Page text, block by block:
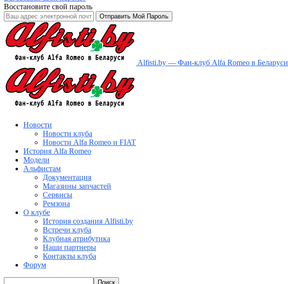
Восстановите свой пароль
Alfisti.by — Фан-клуб Alfa Romeo в Беларуси
Новости
Новости клуба
Новости Alfa Romeo и FIAT
История Alfa Romeo
Модели
Альфистам
Документация
Магазины запчастей
Сервисы
Ремзона
О клубе
История создания Alfisti.by
Встречи клуба
Клубная атрибутика
Наши партнеры
Контакты клуба
Форум